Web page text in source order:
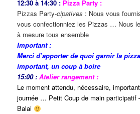
12:30 à 14:30 : Pizza Party :
Pizzas Party-cipatives : Nous vous
vous confectionniez les Pizzas … Nous
à mesure tous ensemble
Important :
Merci d’apporter de quoi garnir la
important, un coup à boire
15:00 : Atelier rangement :
Le moment attendu, nécessaire,
journée … Petit Coup de main participatif
Balai